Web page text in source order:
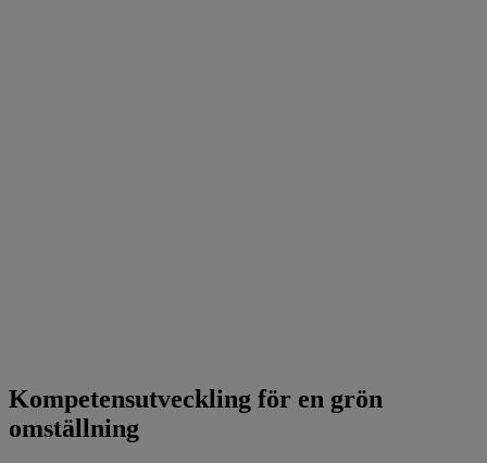
Kompetensutveckling för en grön
omställning